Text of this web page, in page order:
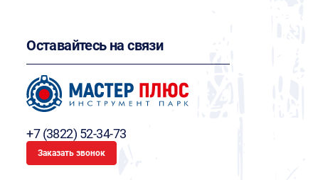
Оставайтесь на связи
+7 (3822) 52-34-73
Заказать звонок